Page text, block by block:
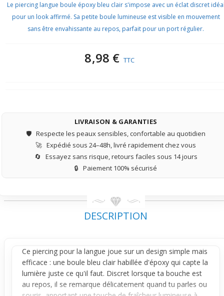
Le piercing langue boule époxy bleu clair s'impose avec un éclat discret
pour un look affirmé. Sa petite boule lumineuse est visible en mouvement
sans être envahissante au repos, parfait pour un port régulier.
8,98 € TTC
LIVRAISON & GARANTIES
🛡️ Respecte les peaux sensibles, confortable au quotidien
🚀 Expédié sous 24–48h, livré rapidement chez vous
🔄 Essayez sans risque, retours faciles sous 14 jours
🔒 Paiement 100% sécurisé
DESCRIPTION
Ce piercing pour la langue joue sur un design simple mais
efficace : une boule bleu clair habillée d'époxy qui capte la
lumière juste ce qu'il faut. Discret lorsque ta bouche est
au repos, il se remarque délicatement quand tu parles ou